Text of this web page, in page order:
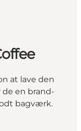
at lave den
de en brand-
bagværk.
on_map